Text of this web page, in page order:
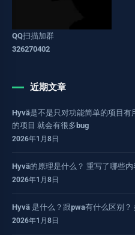
QQ扫描加群
326270402
近期文章
Hyvä是不是只对功能简单的项目有
的项目 就会有很多bug
2026年1月8日
Hyvä的原理是什么？ 重写了哪些
2026年1月8日
Hyvä 是什么？跟pwa有什么区别
2026年1月8日